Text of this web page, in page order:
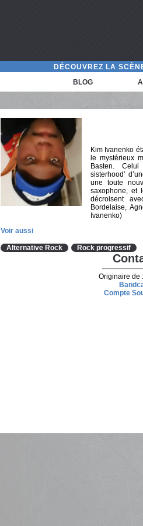
DÉCOUVREZ LA
BLOG
Kim Ivanenko
le mystérieux
Basten.
sisterhood’
une toute
saxophone, et
décroisent
Bordelaise,
Ivanenko)
Voir aussi
Alternative Rock Rock progressif
Originaire de
Compte